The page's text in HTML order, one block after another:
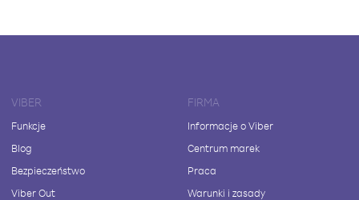
VIBER
Funkcje
Blog
Bezpieczeństwo
Viber Out
FIRMA
Informacje o Viber
Centrum marek
Praca
Warunki i zasady